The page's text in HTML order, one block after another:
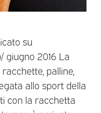
su
giugno 2016 La
palline,
allo sport della
con la racchetta